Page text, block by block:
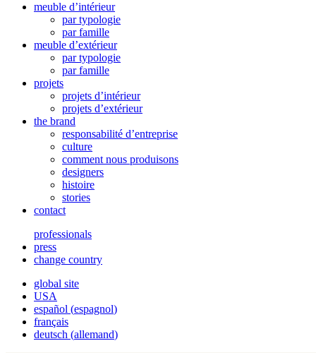
meuble d’intérieur
par typologie
par famille
meuble d’extérieur
par typologie
par famille
projets
projets d’intérieur
projets d’extérieur
the brand
responsabilité d’entreprise
culture
comment nous produisons
designers
histoire
stories
contact
professionals
press
change country
global site
USA
español (espagnol)
français
deutsch (allemand)